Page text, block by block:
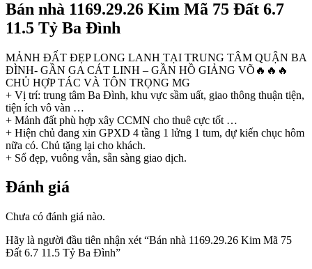
Bán nhà 1169.29.26 Kim Mã 75 Đất 6.7
11.5 Tỷ Ba Đình
MẢNH ĐẤT ĐẸP LONG LANH TẠI TRUNG TÂM QUẬN BA
ĐÌNH- GẦN GA CÁT LINH – GẦN HỒ GIẢNG VÕ🔥🔥🔥
CHỦ HỢP TÁC VÀ TÔN TRỌNG MG
+ Vị trí: trung tâm Ba Đình, khu vực sầm uất, giao thông thuận tiện,
tiện ích vô vàn …
+ Mảnh đất phù hợp xây CCMN cho thuê cực tốt …
+ Hiện chủ đang xin GPXD 4 tầng 1 lửng 1 tum, dự kiến chục hôm
nữa có. Chủ tặng lại cho khách.
+ Sổ đẹp, vuông vắn, sẵn sàng giao dịch.
Đánh giá
Chưa có đánh giá nào.
Hãy là người đầu tiên nhận xét “Bán nhà 1169.29.26 Kim Mã 75
Đất 6.7 11.5 Tỷ Ba Đình”